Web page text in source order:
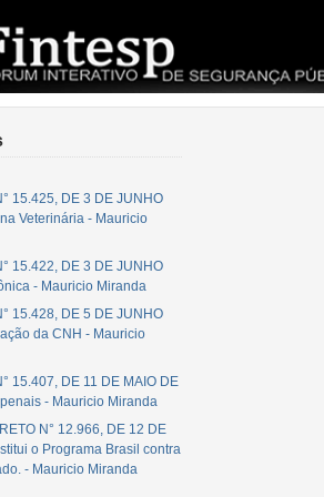
15.425, DE 3 DE JUNHO
Veterinária - Mauricio
15.422, DE 3 DE JUNHO
- Mauricio Miranda
15.428, DE 5 DE JUNHO
da CNH - Mauricio
15.407, DE 11 DE MAIO DE
- Mauricio Miranda
N° 12.966, DE 12 DE
o Programa Brasil contra
- Mauricio Miranda